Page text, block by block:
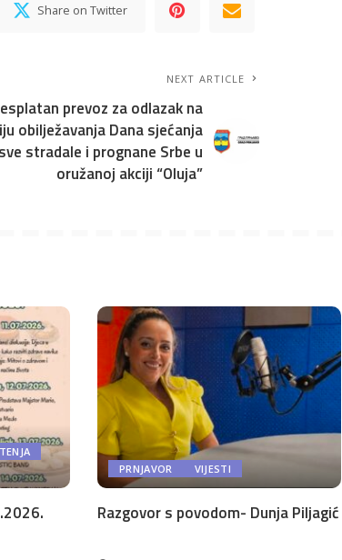
Share on Twitter
NEXT ARTICLE
prevoz za odlazak na
obilježavanja Dana sjećanja
stradale i prognane Srbe u
oružanoj akciji “Oluja”
PRNJAVOR VIJESTI
Razgovor s povodom- Dunja Piljagić